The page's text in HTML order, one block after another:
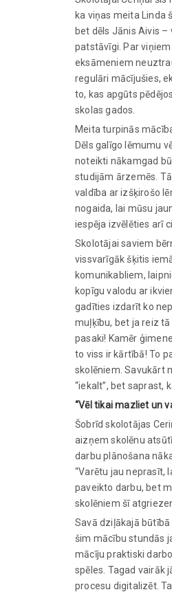
ka viņas meita Linda
bet dēls Jānis Aivis –
patstāvīgi. Par
eksāmeniem
regulāri mācījušies,
to, kas apgūts
skolas gados.
Meita turpinās
Dēls galīgo lēmumu
noteikti nākamgad
studijām ārzemēs.
valdība ar izšķirošo
nogaida, lai mūsu
iespēja izvēlēties arī
Skolotājai saviem
vissvarīgāk šķitis
komunikabliem,
kopīgu valodu ar
gadīties izdarīt ko
muļķību, bet ja reiz
pasaki! Kamēr
to viss ir kārtībā! To
skolēniem. Savukārt
“iekalt”, bet saprast,
“Vēl tikai mazliet un
Šobrīd skolotājas
aizņem skolēnu
darbu plānošana
“Varētu jau neprasīt,
paveikto darbu, bet
skolēniem šī
Savā dziļākajā
šim mācību stundās
mācīju praktiski
spēles. Tagad vairāk
procesu digitalizēt.